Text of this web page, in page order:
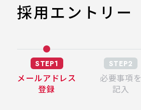
採用エントリー
STEP1
メールアドレス
登録
STEP2
必要事項を
記入